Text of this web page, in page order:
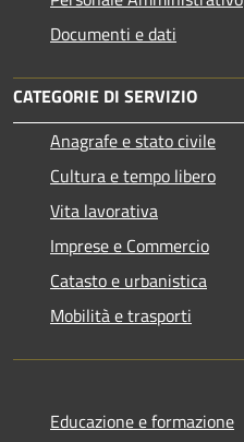
Documenti e dati
CATEGORIE DI SERVIZIO
Anagrafe e stato civile
Cultura e tempo libero
Vita lavorativa
Imprese e Commercio
Catasto e urbanistica
Mobilità e trasporti
Educazione e formazione